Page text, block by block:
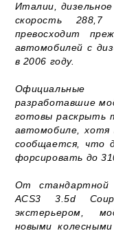
Италии,
скорость
превосходит
автомобилей с
в 2006 году.
Официальные
разработавшие
готовы раскрыть
автомобиле, хотя
сообщается, что
форсировать до
От стандартной
ACS3 3.5d
экстерьером,
новыми